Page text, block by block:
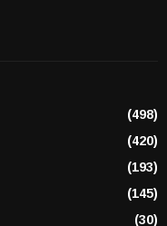
(498)
(420)
(193)
(145)
(30)